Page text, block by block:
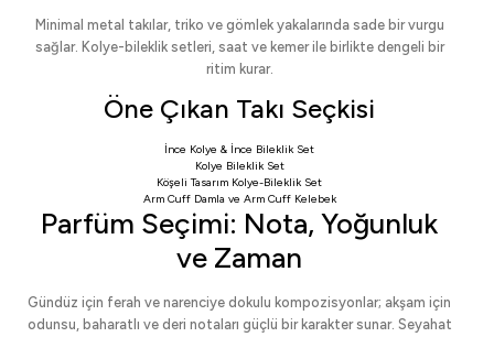
Minimal metal takılar, triko ve gömlek yakalarında sade bir vurgu
sağlar. Kolye-bileklik setleri, saat ve kemer ile birlikte dengeli bir
ritim kurar.
Öne Çıkan Takı Seçkisi
İnce Kolye & İnce Bileklik Set
Kolye Bileklik Set
Köşeli Tasarım Kolye-Bileklik Set
Arm Cuff Damlave Arm Cuff Kelebek
Parfüm Seçimi: Nota, Yoğunluk
ve Zaman
Gündüz için ferah ve narenciye dokulu kompozisyonlar; akşam için
odunsu, baharatlı ve deri notaları güçlü bir karakter sunar. Seyahat